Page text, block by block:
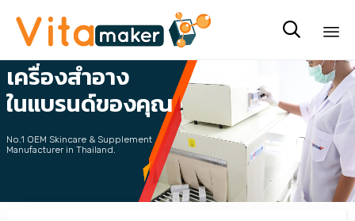

to
รับผลิต
เครื่องสำอาง
ในแบรนด์ของคุณ
No.1 OEM Skincare & Supplement
Manufacturer in Thailand.